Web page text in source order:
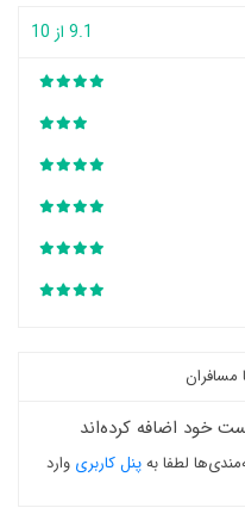
9.1 از 10
مسافران
لطفا بهپنل کاربری وارد